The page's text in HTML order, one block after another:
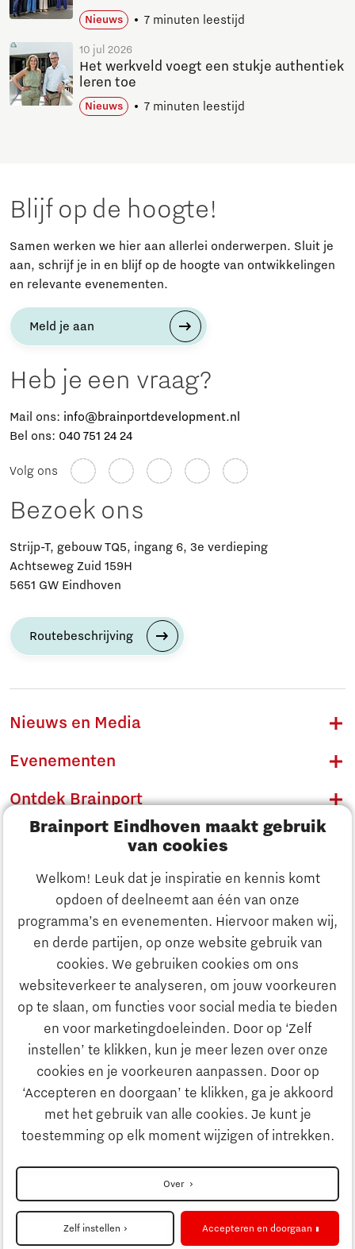
Brainport Eindhoven maakt gebruik
van cookies
Welkom! Leuk dat je inspiratie en kennis komt
opdoen of deelneemt aan één van onze
programma’s en evenementen. Hiervoor maken wij,
en derde partijen, op onze website gebruik van
cookies. We gebruiken cookies om ons
websiteverkeer te analyseren, om jouw voorkeuren
op te slaan, om functies voor social media te bieden
en voor marketingdoeleinden. Door op ‘Zelf
instellen’ te klikken, kun je meer lezen over onze
cookies en je voorkeuren aanpassen. Door op
‘Accepteren en doorgaan’ te klikken, ga je akkoord
met het gebruik van alle cookies. Je kunt je
toestemming op elk moment wijzigen of intrekken.
Over
Zelf instellen Accepteren en doorgaan
Ontdek Brainport
Innovatie
Ondernemen
Onderwijs
Strategie & Organisatie
Nieuws 7 minuten leestijd
10 jul 2026
Het werkveld voegt een stukje authentiek
leren toe
Nieuws 7 minuten leestijd
Blijf op de hoogte!
Samen werken we hier aan allerlei onderwerpen. Sluit je
aan, schrijf je in en blijf op de hoogte van ontwikkelingen
en relevante evenementen.
Meld je aan
Heb je een vraag?
Mail ons: info@brainportdevelopment.nl
Bel ons: 040 751 24 24
Volg ons
Bezoek ons
Strijp-T, gebouw TQ5, ingang 6, 3e verdieping
Achtseweg Zuid 159H
5651 GW Eindhoven
Routebeschrijving
Nieuws en Media
Evenementen
Ontdek Brainport
Innovatie
Ondernemen
Onderwijs
Maatschappelijk
Strategie & Organisatie
Zoeken
Contact
Naar internationale website
Privacyverklaring
Cookieinstellingen